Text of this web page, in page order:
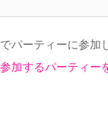
パーティーに参
加するパーティ